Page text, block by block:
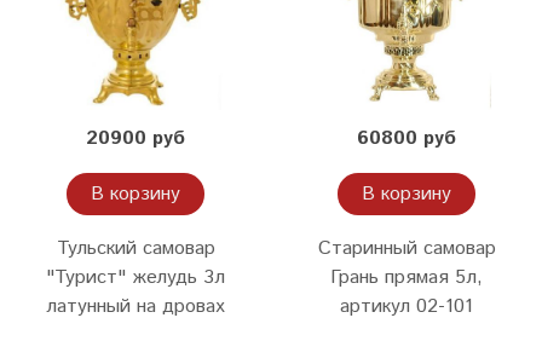
20900 руб
В корзину
Тульский самовар
"Турист" желудь 3л
латунный на дровах
60800 руб
В корзину
Старинный самовар
Грань прямая 5л,
артикул 02-101